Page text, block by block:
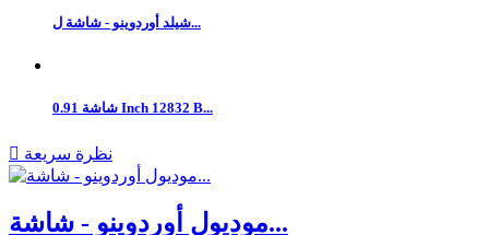
شيلد أوردوينو - شاشة ل...
شاشة 0.91 Inch 12832 B...
 نظرة سريعة
موديول أوردوينو - شاشة...